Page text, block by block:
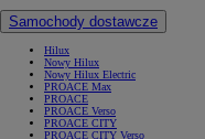
Samochody dostawcze
Hilux
Nowy Hilux
Nowy Hilux Electric
PROACE Max
PROACE
PROACE Verso
PROACE CITY
PROACE CITY Verso